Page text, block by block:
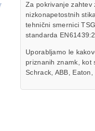
Za pokrivanje zahtev
nizkonapetostnih
tehnični smernici
standarda
Uporabljamo le
priznanih znamk, kot
Schrack, ABB,